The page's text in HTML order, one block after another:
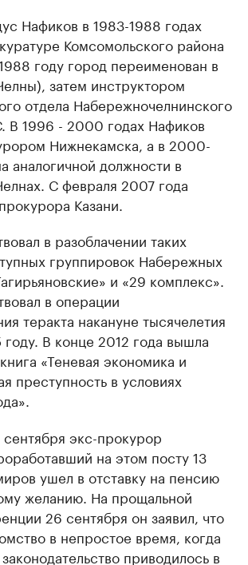
Нафиков в 1983-1988 годах
Комсомольского района
году город переименован в
затем инструктором
отдела Набережночелнинского
В 1996 - 2000 годах Нафиков
Нижнекамска, а в 2000-
аналогичной должности в
С февраля 2007 года
Казани.
в разоблачении таких
группировок Набережных
и «29 комплекс».
в операции
теракта накануне тысячелетия
В конце 2012 года вышла
«Теневая экономика и
преступность в условиях
экс-прокурор
на этом посту 13
ушел в отставку на пенсию
желанию. На прощальной
26 сентября он заявил, что
в непростое время, когда
приводилось в